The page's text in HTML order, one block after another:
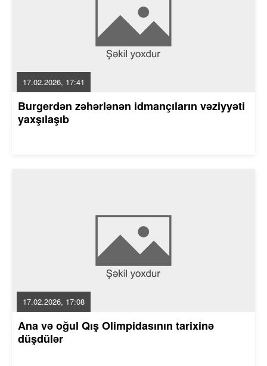
17.02.2026, 17:41
Burgerdən zəhərlənən idmançıların vəziyyəti
yaxşılaşıb
17.02.2026, 17:08
Ana və oğul Qış Olimpidasının tarixinə
düşdülər